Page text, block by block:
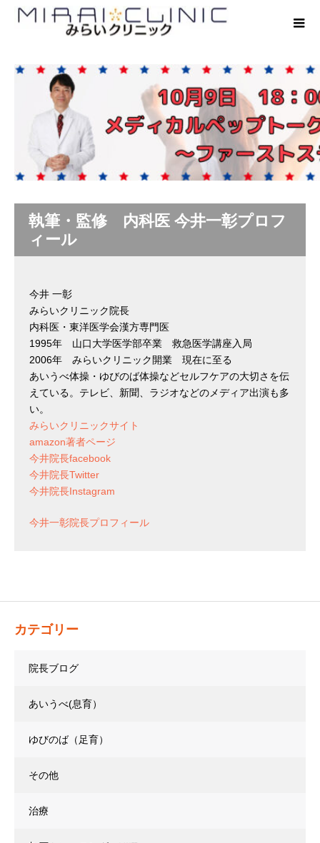
執筆・監修 内科医 今井一彰プロフ
ィール
今井 一彰
みらいクリニック院長
内科医・東洋医学会漢方専門医
1995年 山口大学医学部卒業 救急医学講座入局
2006年 みらいクリニック開業 現在に至る
あいうべ体操・ゆびのば体操などセルフケアの大切さを伝
えている。テレビ、新聞、ラジオなどのメディア出演も多
い。
みらいクリニックサイト
amazon著者ページ
今井院長facebook
今井院長Twitter
今井院長Instagram
今井一彰院長プロフィール
カテゴリー
院長ブログ
あいうべ(息育）
ゆびのば（足育）
その他
治療